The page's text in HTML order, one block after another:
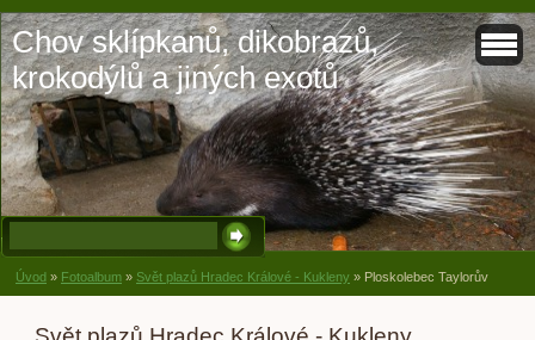
Chov sklípkanů, dikobrazů,
krokodýlů a jiných exotů
Úvod » Fotoalbum » Svět plazů Hradec Králové - Kukleny » Ploskolebec Taylorův